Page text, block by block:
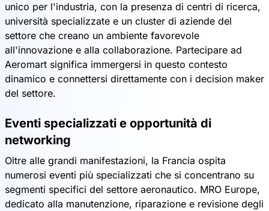
unico per l'industria, con la presenza di centri di ricerca,
università specializzate e un cluster di aziende del
settore che creano un ambiente favorevole
all'innovazione e alla collaborazione. Partecipare ad
Aeromart significa immergersi in questo contesto
dinamico e connettersi direttamente con i decision maker
del settore.
Eventi specializzati e opportunità di
networking
Oltre alle grandi manifestazioni, la Francia ospita
numerosi eventi più specializzati che si concentrano su
segmenti specifici del settore aeronautico. MRO Europe,
dedicato alla manutenzione, riparazione e revisione degli